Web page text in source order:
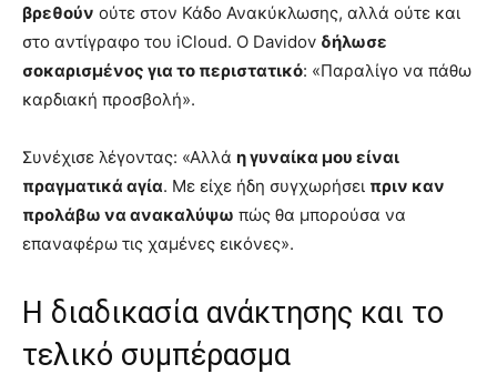
βρεθούν ούτε στον Κάδο Ανακύκλωσης, αλλά ούτε και
στο αντίγραφο του iCloud. Ο Davidov δήλωσε
σοκαρισμένος για το περιστατικό: «Παραλίγο να πάθω
καρδιακή προσβολή».
Συνέχισε λέγοντας: «Αλλά η γυναίκα μου είναι
πραγματικά αγία. Με είχε ήδη συγχωρήσει πριν καν
προλάβω να ανακαλύψω πώς θα μπορούσα να
επαναφέρω τις χαμένες εικόνες».
Η διαδικασία ανάκτησης και το
τελικό συμπέρασμα